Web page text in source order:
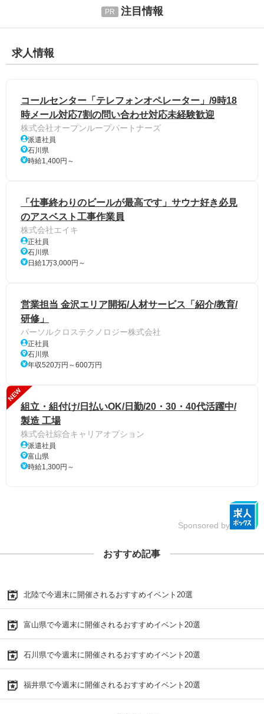
注目情報
求人情報
コールセンター「テレフォンオペレーター」/9時18
時メール対応7割の問い合わせ対応未経験歓迎
株式会社オープンループパートナーズ
派遣社員
石川県
時給1,400円～
「仕事終わりのビールが最高です」サウナ好き必見
のアスベスト工事作業員
株式会社エイキ
正社員
石川県
日給1万3,000円～
営業担当 金沢エリア開拓/人材サービス「紹介/教育/
研修」
パーソルクロステクノロジー株式会社
正社員
石川県
年収520万円～600万円
NEW
組立・組付け/日払いOK/日勤/20・30・40代活躍中/
製造 工場
株式会社綜合キャリアオプション
派遣社員
富山県
時給1,300円～
Sponsored by
おすすめ記事
北陸で今週末に開催されるおすすめイベント20選
富山県で今週末に開催されるおすすめイベント20選
石川県で今週末に開催されるおすすめイベント20選
福井県で今週末に開催されるおすすめイベント20選